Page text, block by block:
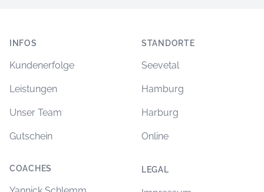
INFOS
Kundenerfolge
Leistungen
Unser Team
Gutschein
STANDORTE
Seevetal
Hamburg
Harburg
Online
COACHES LEGAL